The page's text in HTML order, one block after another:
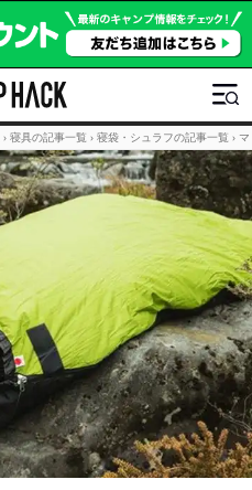
› 寝具の記事一覧 › 寝袋・シュラフの記事一覧 ›